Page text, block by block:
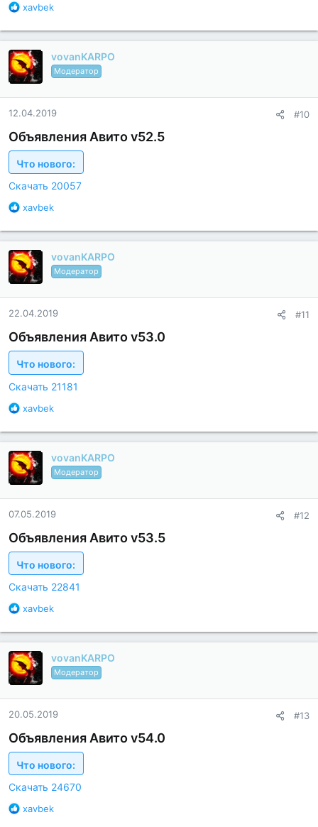
Б
а
г
о
д
а
р
н
с
и
:
xavbek
vovanKARPO
Модератор
12.04.2019 #10
Объявления Авито v52.5
Что нового:
Скачать 20057
Б
а
г
о
д
а
р
н
с
и
:
xavbek
vovanKARPO
Модератор
22.04.2019 #11
Объявления Авито v53.0
Что нового:
Скачать 21181
Б
а
г
о
д
а
р
н
с
и
:
xavbek
vovanKARPO
Модератор
07.05.2019 #12
Объявления Авито v53.5
Что нового:
Скачать 22841
Б
а
г
о
д
а
р
н
с
и
:
xavbek
vovanKARPO
Модератор
20.05.2019 #13
Объявления Авито v54.0
Что нового:
Скачать 24670
Б
xavbek